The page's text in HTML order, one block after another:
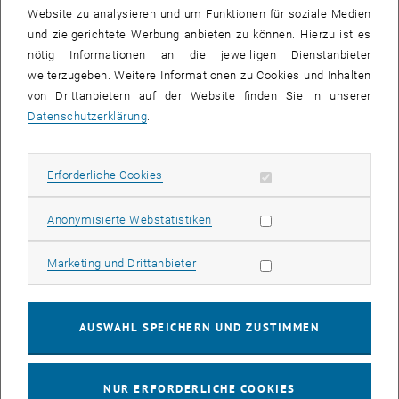
1/2 Bilder
Eine arbeits- und erlebnisreiche Woche liegt hinter uns. In
Kooperation mit der TU Delft und dem Amsterdam Metropolitan
Institute haben wir mit 50 Studierenden Szenarien und Visionen für
(Viennislava) entwickelt. Als Abschluß gab es einen "Exhibition
walk" und einen "Value Walk". In den nächsten Wochen werden die
berichten wieder davon!
Website zu analysieren und um Funktionen für soziale Medien
und zielgerichtete Werbung anbieten zu können. Hierzu ist es
nötig Informationen an die jeweiligen Dienstanbieter
weiterzugeben. Weitere Informationen zu Cookies und Inhalten
von Drittanbietern auf der Website finden Sie in unserer
Datenschutzerklärung
Erforderliche Cookies Erforderliche Cookies zulassen
Anonymisierte WebstatistikenStatistik Cookies zulassen
Marketing und DrittanbieterMarketing Cookies zulassen
AUSWAHL SPEICHERN UND ZUSTIMMEN
NUR ERFORDERLICHE COOKIES